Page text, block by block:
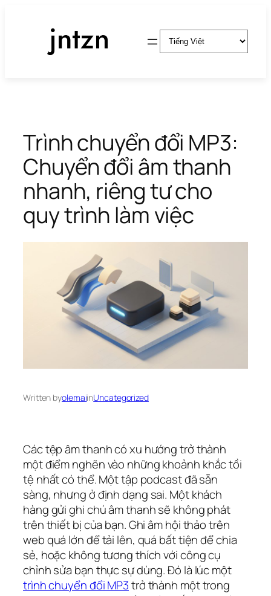
Chọn
một
Trình chuyển đổi MP3:
Chuyển đổi âm thanh
nhanh, riêng tư cho
quy trình làm việc
Written byolemaiinUncategorized
Các tệp âm thanh có xu hướng trở thành
một điểm nghẽn vào những khoảnh khắc tồi
tệ nhất có thể. Một tập podcast đã sẵn
sàng, nhưng ở định dạng sai. Một khách
hàng gửi ghi chú âm thanh sẽ không phát
trên thiết bị của bạn. Ghi âm hội thảo trên
web quá lớn để tải lên, quá bất tiện để chia
sẻ, hoặc không tương thích với công cụ
chỉnh sửa bạn thực sự dùng. Đó là lúc một
trình chuyển đổi MP3trở thành một trong